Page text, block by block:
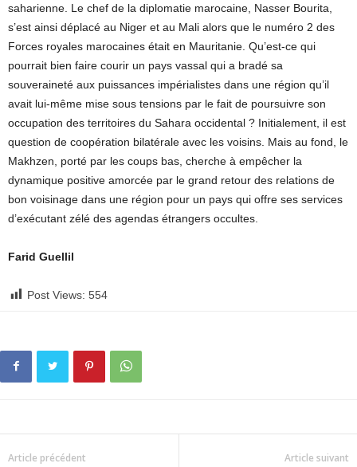
saharienne. Le chef de la diplomatie marocaine, Nasser Bourita,
s’est ainsi déplacé au Niger et au Mali alors que le numéro 2 des
Forces royales marocaines était en Mauritanie. Qu’est-ce qui
pourrait bien faire courir un pays vassal qui a bradé sa
souveraineté aux puissances impérialistes dans une région qu’il
avait lui-même mise sous tensions par le fait de poursuivre son
occupation des territoires du Sahara occidental ? Initialement, il est
question de coopération bilatérale avec les voisins. Mais au fond, le
Makhzen, porté par les coups bas, cherche à empêcher la
dynamique positive amorcée par le grand retour des relations de
bon voisinage dans une région pour un pays qui offre ses services
d’exécutant zélé des agendas étrangers occultes.
Farid Guellil
Post Views: 554
Article précédent Article suivant